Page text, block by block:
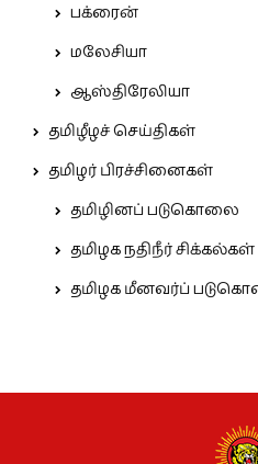
பக்ரைன்
மலேசியா
ஆஸ்திரேலியா
தமிழீழச் செய்திகள்
தமிழர் பிரச்சினைகள்
தமிழினப் படுகொலை
தமிழக நதிநீர் சிக்கல்கள்
தமிழக மீனவர்ப்